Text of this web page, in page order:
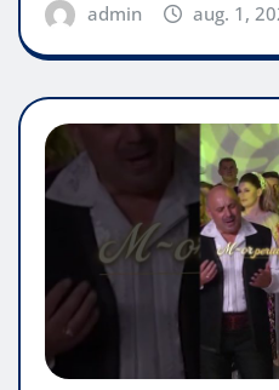
admin aug. 1,